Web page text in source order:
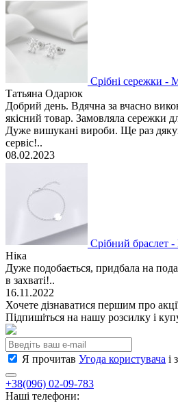
Срібні сережки -
Татьяна Одарюк
Добрий день. Вдячна за вчасно
якісний товар. Замовляла сережки
Дуже вишукані вироби. Ще раз
сервіс!..
08.02.2023
Срібний браслет
Ніка
Дуже подобається, придбала на
в захваті!..
16.11.2022
Хочете дізнаватися першим про
Підпишіться на нашу розсилку і
Я прочитав Угода користувача і
+38(096) 02-09-783
Наші телефони: